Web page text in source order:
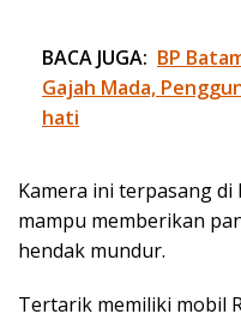
BACA JUGA: BP
Gajah Mada,
hati
Kamera ini terpasang
mampu memberikan
hendak mundur.
Tertarik memiliki mobil